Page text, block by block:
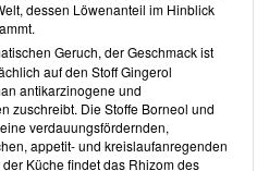
ein Viertel der Gerichte
oder
als Zutat. Als Süssungsmittel
Zucker oderAhornsirup. Die
sind bei einem Drittel der
setzt er sogar in zwei Drittel der
wobei er nebenOlivenölund
Rapsölverwendet. Zugunsten der
Fertigprodukte wie Konserven
dessen Löwenanteil im Hinblick
Geruch, der Geschmack ist
auf den Stoff Gingerol
antikarzinogene und
zuschreibt. Die Stoffe Borneol und
verdauungsfördernden,
appetit- und kreislaufanregenden
Küche findet das Rhizom des